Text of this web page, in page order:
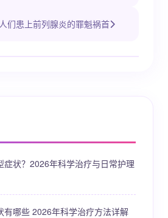
们患上前列腺炎的罪魁祸首
症状？2026年科学治疗与日常护理
有哪些 2026年科学治疗方法详解